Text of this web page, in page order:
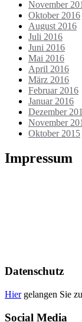
November
Oktober 2016
August 2016
Juli 2016
Juni 2016
Mai 2016
April 2016
März 2016
Februar 2016
Januar 2016
Dezember
November
Oktober 2015
Impressum
Datenschutz
Hiergelangen Sie
Social Media